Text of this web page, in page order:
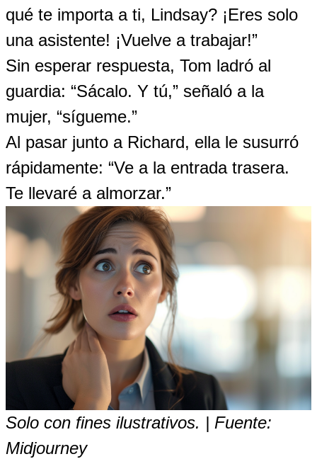
qué te importa a ti, Lindsay? ¡Eres solo
una asistente! ¡Vuelve a trabajar!”
Sin esperar respuesta, Tom ladró al
guardia: “Sácalo. Y tú,” señaló a la
mujer, “sígueme.”
Al pasar junto a Richard, ella le susurró
rápidamente: “Ve a la entrada trasera.
Te llevaré a almorzar.”
Solo con fines ilustrativos. | Fuente:
Midjourney